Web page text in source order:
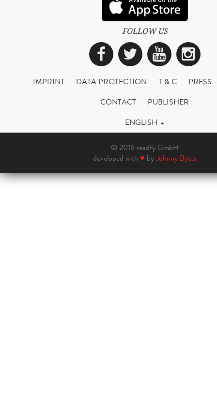
FOLLOW US
Facebook
Twitter
IMPRINT DATA PROTECTION T & C
PRESS
CONTACT
PUBLISHER
ENGLISH
© 2016 readfy GmbH
developed with ♥ byJohnny Bytes